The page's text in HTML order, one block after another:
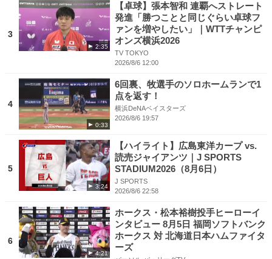
3
2:35
【卓球】張本智和 連覇へストレート
発進「勝つことと同じぐらい卓球フ
ァンを増やしたい」｜WTTチャンピ
オンズ横浜2026
TV TOKYO
2026/8/6 12:00
4
0:33
6回裏、牧選手のソロホームランで1
点を返す！
横浜DeNAベイスターズ
2026/8/6 19:57
5
3:24
【ハイライト】広島東洋カープ vs.
読売ジャイアンツ｜J SPORTS
STADIUM2026（8月6日）
J SPORTS
2026/8/6 22:58
6
4:21
ホークス・松本裕樹投手ヒーローイ
ンタビュー 8月5日 福岡ソフトバンク
ホークス 対 北海道日本ハムファイタ
ーズ